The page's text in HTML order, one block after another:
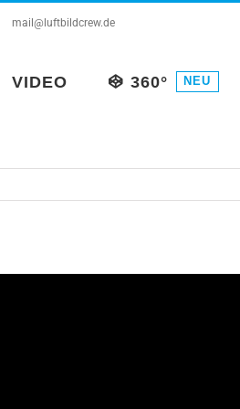
mail@luftbildcrew.de
VIDEO 360° NEU